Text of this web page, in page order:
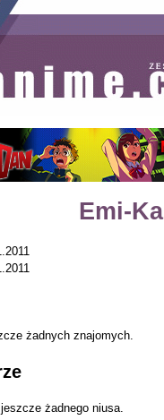
Emi-
żadnych znajomych.
żadnego niusa.